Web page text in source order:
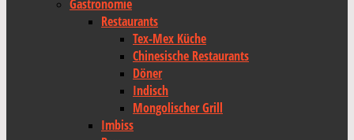
Gastronomie
Restaurants
Tex-Mex Küche
Chinesische Restaurants
Döner
Indisch
Mongolischer Grill
Imbiss